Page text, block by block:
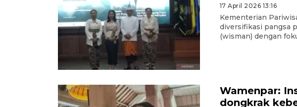
17 April 2026 13:16
Kementerian
diversifikasi pangsa
(wisman) dengan
Wamenpar:
dongkrak